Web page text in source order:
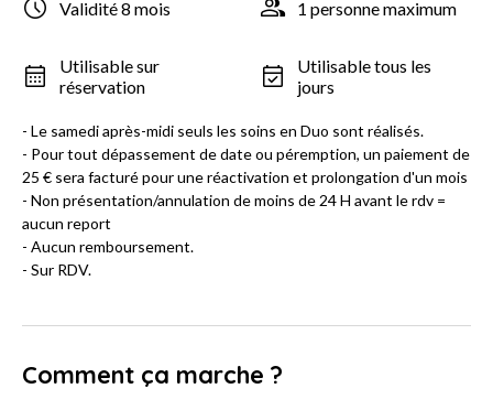
Validité 8 mois 1 personne maximum
Utilisable sur
réservation
Utilisable tous les
jours
- Le samedi après-midi seuls les soins en Duo sont réalisés.
- Pour tout dépassement de date ou péremption, un paiement de
25 € sera facturé pour une réactivation et prolongation d'un mois
- Non présentation/annulation de moins de 24 H avant le rdv =
aucun report
- Aucun remboursement.
- Sur RDV.
Comment ça marche ?